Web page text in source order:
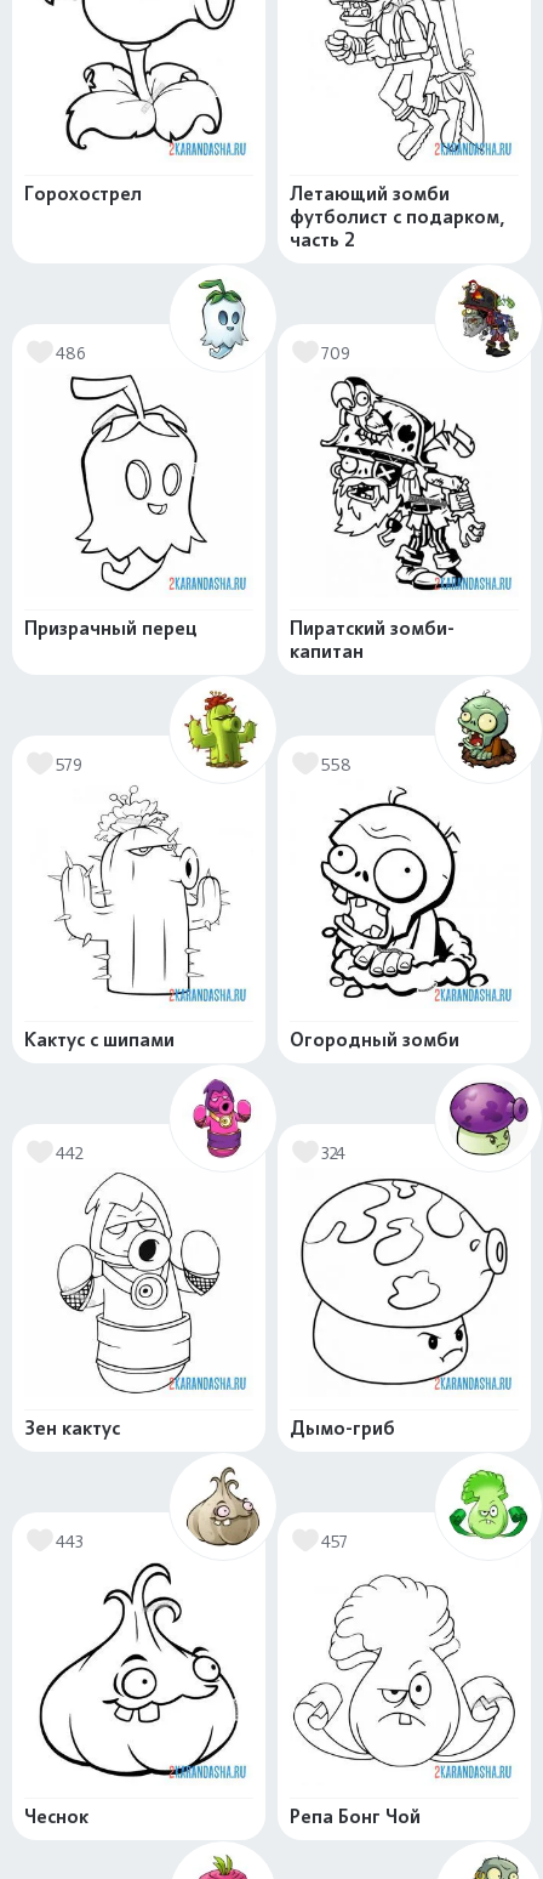
Горохострел
Летающий зомби
футболист с подарком,
часть 2
486
Призрачный перец
709
Пиратский зомби-
капитан
579
Кактус с шипами
558
Огородный зомби
442
Зен кактус
324
Дымо-гриб
443
Чеснок
457
Репа Бонг Чой